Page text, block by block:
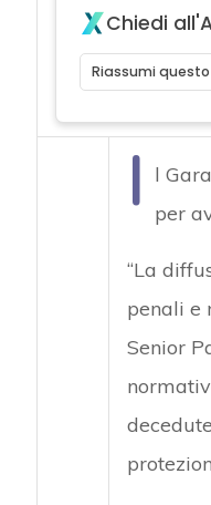
Chiedi
Riassumi
I l
per
“La
penali e
Senior